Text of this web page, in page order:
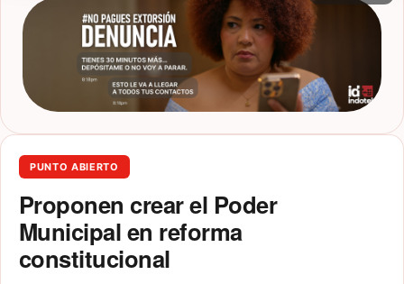
PUNTO ABIERTO
Proponen crear el Poder
Municipal en reforma
constitucional